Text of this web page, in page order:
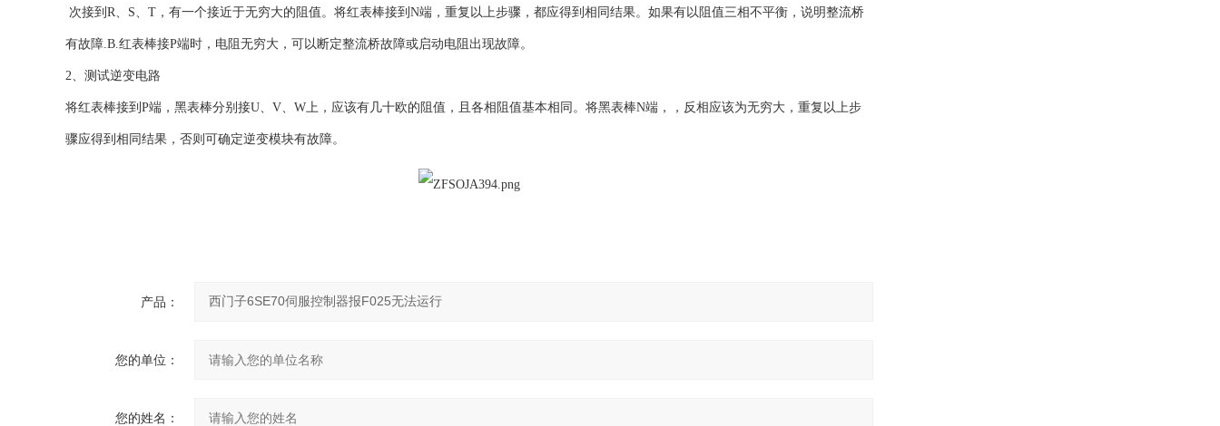
次接到R、S、T，有一个接近于无穷大的阻值。将红表棒接到N端，重复以上步骤，都应得到相同结果。如果有以阻值三相不平衡，说明整流桥
有故障.B.红表棒接P端时，电阻无穷大，可以断定整流桥故障或启动电阻出现故障。
2、测试逆变电路
将红表棒接到P端，黑表棒分别接U、V、W上，应该有几十欧的阻值，且各相阻值基本相同。将黑表棒N端，，反相应该为无穷大，重复以上步
骤应得到相同结果，否则可确定逆变模块有故障。
产品：
您的单位：
您的姓名：